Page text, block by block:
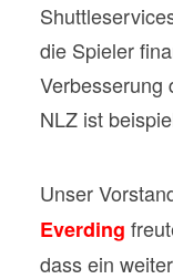
die Spieler
Verbesserung
NLZ ist
Unser
Everding
dass ein